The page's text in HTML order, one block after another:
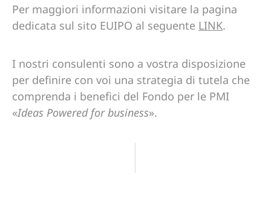
Per maggiori informazioni visitare la pagina
dedicata sul sito EUIPO al seguente LINK.
I nostri consulenti sono a vostra disposizione
per definire con voi una strategia di tutela che
comprenda i benefici del Fondo per le PMI
«Ideas Powered for business».